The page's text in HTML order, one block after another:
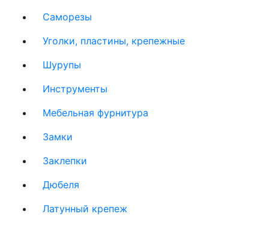
Саморезы
Уголки, пластины, крепежные
Шурупы
Инструменты
Мебельная фурнитура
Замки
Заклепки
Дюбеля
Латунный крепеж